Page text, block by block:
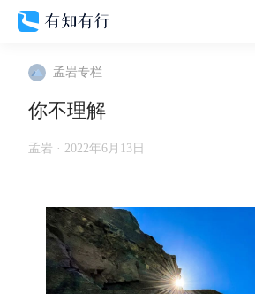
温度计
孟岩专栏
你不理解
孟岩 · 2022年6月13日